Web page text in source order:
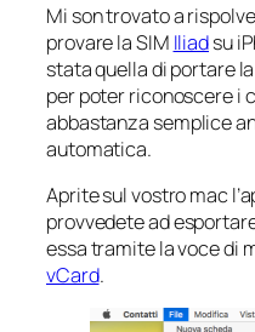
Mi son trovato a
provare la SIM Iliadsu
stata quella di portare
per poter riconoscere i
abbastanza semplice
automatica.
Aprite sul vostro mac
provvedete ad
essa tramite la voce di
vCard.